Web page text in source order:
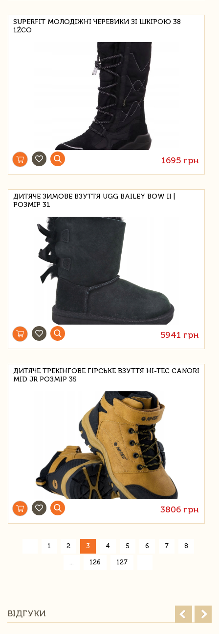
SUPERFIT МОЛОДІЖНІ ЧЕРЕВИКИ ЗІ ШКІРОЮ 38
1ŻCO
1695 грн
ДИТЯЧЕ ЗИМОВЕ ВЗУТТЯ UGG BAILEY BOW II |
РОЗМІР 31
5941 грн
ДИТЯЧЕ ТРЕКІНГОВЕ ГІРСЬКЕ ВЗУТТЯ HI-TEC CANORI
MID JR РОЗМІР 35
3806 грн
1 2 3 4 5 6 7 8
126 127
ВІДГУКИ